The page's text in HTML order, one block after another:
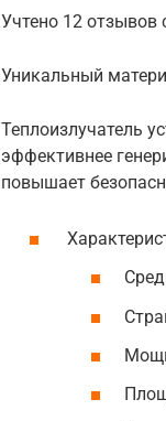
Учтено 12 отзывов
Уникальный
Теплоизлучатель
эффективнее
повышает